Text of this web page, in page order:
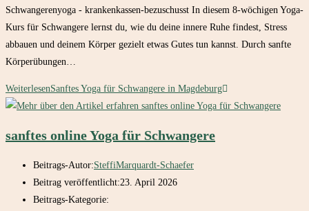
Schwangerenyoga - krankenkassen-bezuschusst In diesem 8-wöchigen Yoga-
Kurs für Schwangere lernst du, wie du deine innere Ruhe findest, Stress
abbauen und deinem Körper gezielt etwas Gutes tun kannst. Durch sanfte
Körperübungen…
WeiterlesenSanftes Yoga für Schwangere in Magdeburg
sanftes online Yoga für Schwangere
Beitrags-Autor:SteffiMarquardt-Schaefer
Beitrag veröffentlicht:23. April 2026
Beitrags-Kategorie: